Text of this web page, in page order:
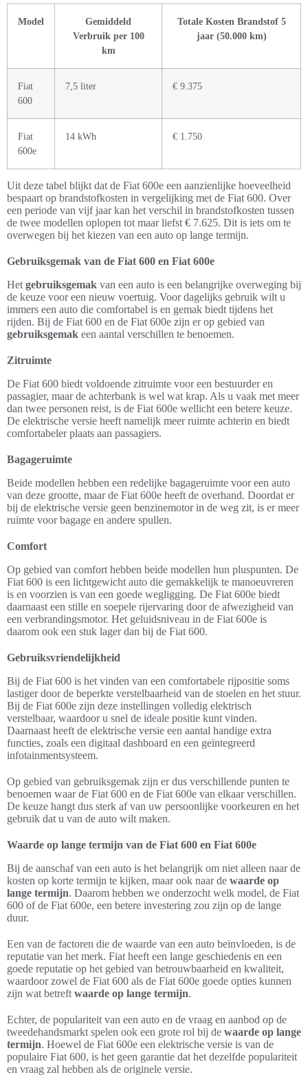
Model
Gemiddeld
Verbruik per 100
km
Totale Kosten Brandstof 5
jaar (50.000 km)
Fiat
600
7,5 liter € 9.375
Fiat
600e
14 kWh € 1.750
Uit deze tabel blijkt dat de Fiat 600e een aanzienlijke hoeveelheid
bespaart op brandstofkosten in vergelijking met de Fiat 600. Over
een periode van vijf jaar kan het verschil in brandstofkosten tussen
de twee modellen oplopen tot maar liefst € 7.625. Dit is iets om te
overwegen bij het kiezen van een auto op lange termijn.
Gebruiksgemak van de Fiat 600 en Fiat 600e
Het gebruiksgemak van een auto is een belangrijke overweging bij
de keuze voor een nieuw voertuig. Voor dagelijks gebruik wilt u
immers een auto die comfortabel is en gemak biedt tijdens het
rijden. Bij de Fiat 600 en de Fiat 600e zijn er op gebied van
gebruiksgemak een aantal verschillen te benoemen.
Zitruimte
De Fiat 600 biedt voldoende zitruimte voor een bestuurder en
passagier, maar de achterbank is wel wat krap. Als u vaak met meer
dan twee personen reist, is de Fiat 600e wellicht een betere keuze.
De elektrische versie heeft namelijk meer ruimte achterin en biedt
comfortabeler plaats aan passagiers.
Bagageruimte
Beide modellen hebben een redelijke bagageruimte voor een auto
van deze grootte, maar de Fiat 600e heeft de overhand. Doordat er
bij de elektrische versie geen benzinemotor in de weg zit, is er meer
ruimte voor bagage en andere spullen.
Comfort
Op gebied van comfort hebben beide modellen hun pluspunten. De
Fiat 600 is een lichtgewicht auto die gemakkelijk te manoeuvreren
is en voorzien is van een goede wegligging. De Fiat 600e biedt
daarnaast een stille en soepele rijervaring door de afwezigheid van
een verbrandingsmotor. Het geluidsniveau in de Fiat 600e is
daarom ook een stuk lager dan bij de Fiat 600.
Gebruiksvriendelijkheid
Bij de Fiat 600 is het vinden van een comfortabele rijpositie soms
lastiger door de beperkte verstelbaarheid van de stoelen en het stuur.
Bij de Fiat 600e zijn deze instellingen volledig elektrisch
verstelbaar, waardoor u snel de ideale positie kunt vinden.
Daarnaast heeft de elektrische versie een aantal handige extra
functies, zoals een digitaal dashboard en een geïntegreerd
infotainmentsysteem.
Op gebied van gebruiksgemak zijn er dus verschillende punten te
benoemen waar de Fiat 600 en de Fiat 600e van elkaar verschillen.
De keuze hangt dus sterk af van uw persoonlijke voorkeuren en het
gebruik dat u van de auto wilt maken.
Waarde op lange termijn van de Fiat 600 en Fiat 600e
Bij de aanschaf van een auto is het belangrijk om niet alleen naar de
kosten op korte termijn te kijken, maar ook naar de waarde op
lange termijn. Daarom hebben we onderzocht welk model, de Fiat
600 of de Fiat 600e, een betere investering zou zijn op de lange
duur.
Een van de factoren die de waarde van een auto beïnvloeden, is de
reputatie van het merk. Fiat heeft een lange geschiedenis en een
goede reputatie op het gebied van betrouwbaarheid en kwaliteit,
waardoor zowel de Fiat 600 als de Fiat 600e goede opties kunnen
zijn wat betreft waarde op lange termijn.
Echter, de populariteit van een auto en de vraag en aanbod op de
tweedehandsmarkt spelen ook een grote rol bij de waarde op lange
termijn. Hoewel de Fiat 600e een elektrische versie is van de
populaire Fiat 600, is het geen garantie dat het dezelfde populariteit
en vraag zal hebben als de originele versie.